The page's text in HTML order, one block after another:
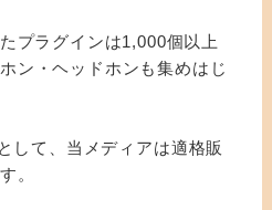
プラグインは1,000個以上
ン・ヘッドホンも集めはじ
して、当メディアは適格販
。